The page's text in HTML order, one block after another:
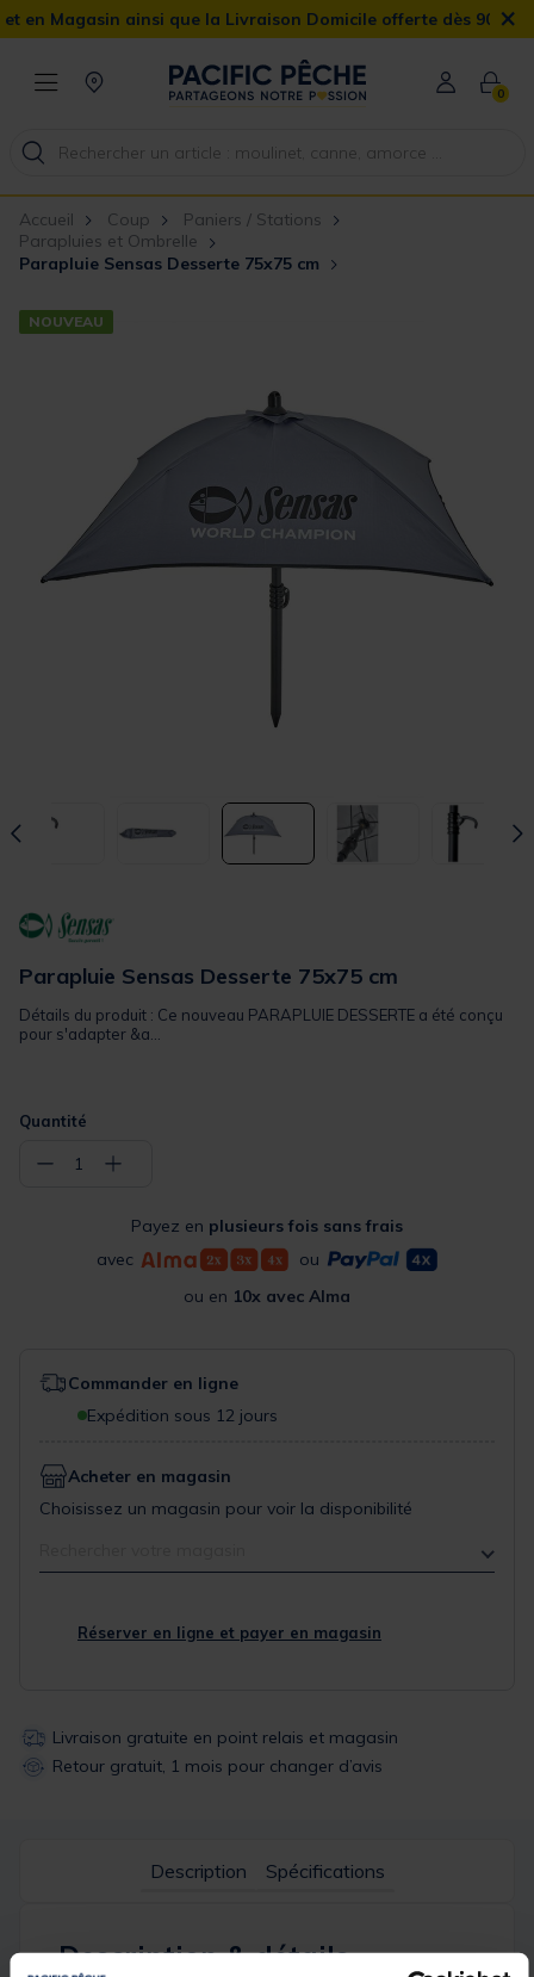
ainsi que la Livraison Domicile offerte dès 90€ ×
0
Accueil Coup
Paniers / Stations
Parapluies et Ombrelle
Parapluie Sensas Desserte 75x75 cm
NOUVEAU
Parapluie Sensas Desserte 75x75 cm
Détails du produit : Ce nouveau PARAPLUIE DESSERTE a été conçu
pour s'adapter &a...
Quantité
− 1 +
Payez en plusieurs fois sans frais
avec
ou
ou en 10x avec Alma
Commander en ligne
Expédition sous 12 jours
Acheter en magasin
Choisissez un magasin pour voir la disponibilité
Réserver en ligne et payer en magasin
Livraison gratuite en point relais et magasin
Retour gratuit, 1 mois pour changer d’avis
Description Spécifications
Description & détails